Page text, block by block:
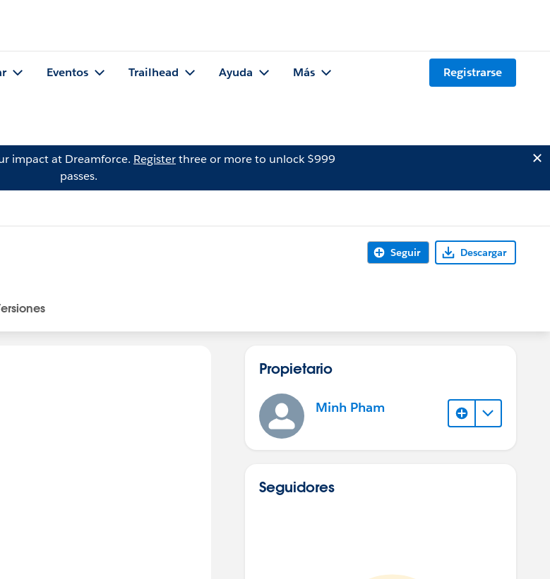
Eventos Trailhead Ayuda Más Registrarse
impact at Dreamforce. Registerthree or more to unlock $999
passes.
Seguir Descargar
Propietario
Minh Pham
Seguidores